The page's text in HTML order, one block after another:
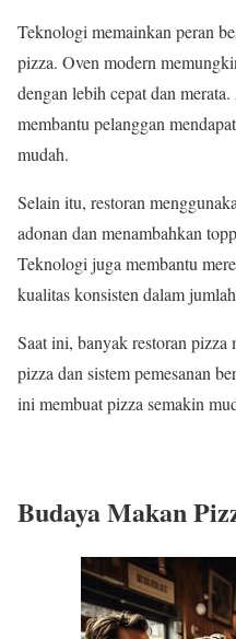
Teknologi memainkan peran
pizza. Oven modern
dengan lebih cepat dan
membantu pelanggan
mudah.
Selain itu, restoran
adonan dan menambahkan
Teknologi juga membantu
kualitas konsisten dalam
Saat ini, banyak restoran pizza
pizza dan sistem pemesanan
ini membuat pizza semakin
Budaya Makan